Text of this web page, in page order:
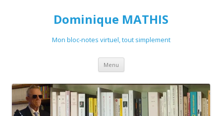
Dominique MATHIS
Mon bloc-notes virtuel, tout simplement
Menu Aller
contenu